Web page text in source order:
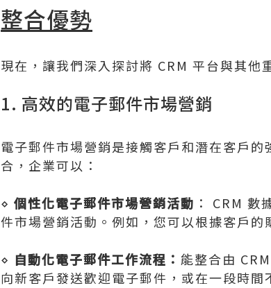
整合優勢
現在，讓我們深入探討將 CRM 平台與其他
1. 高效的電子郵件市場營銷
電子郵件市場營銷是接觸客戶和潛在客戶
合，企業可以：
⋄ 個性化電子郵件市場營銷活動 ： CRM 數
件市場營銷活動。例如，您可以根據客戶的
⋄ 自動化電子郵件工作流程： 能整合由
向新客戶發送歡迎電子郵件，或在一段時間